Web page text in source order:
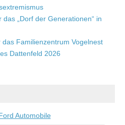
„Dorf der Generationen“ in
Familienzentrum Vogelnest
Dattenfeld 2026